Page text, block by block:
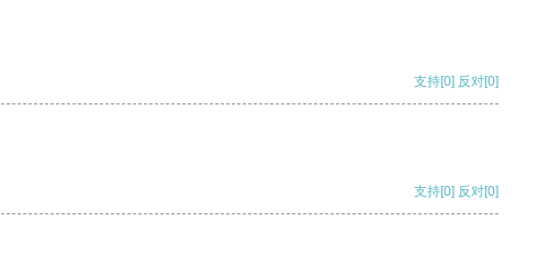
支持[0] 反对[0]
支持[0] 反对[0]